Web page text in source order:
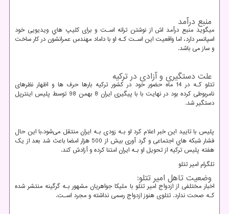
منبع درآمد
میگوید منبع درآمد اش از نوشتن ترانه اسـت و برای کلیپ هاي‌ ویدیویی خود
اسپانسر دارد، اما واقعیت این اسـت کـه او با داماد مهندس عمرانشون در کار ساخت
و ساز می باشد.
علت دستگیری و آزادی در ترکیه
تتلو کـه در 14 ماه حضور خود در کشور ترکیه بارها حرف ها و اظهار نظرهای
نامربوطی کرده بود در نهایت با با پیگیری ایران 8 بهمن 98 توسط پلیس اینترپل
دستگیر شد.
پلیس با تایید این خبر اعلام کرد او بـه زودی بـه ایران منتقل می‌شود.با این حال
فشار شبکه هاي‌ اجتماعی و گرد آوری بیش از 500 هزار امضا باعث شد بعد از یک
هفته پلیس ترکیه از تحویل او بـه ایران امتنا کرده و آزادش کند.
تلگرام امیر تتلو
وضعیت تاهل امیر تتلو:
اخبار مختلفی از ازدواج امیر تتلو با ملیکا جواهریان مشهور بـه گرگینه منتشر شده
کـه صحت ندارد. تتلوی هنوز ازدواج رسمی نداشته و مجرد اسـت.